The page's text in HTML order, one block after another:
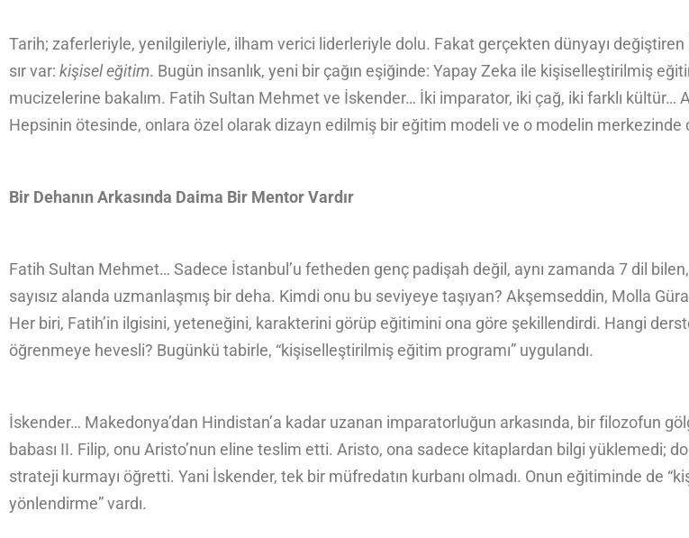
Tarih; zaferleriyle, yenilgileriyle, ilham verici liderleriyle dolu. Fakat gerçekten dünyayı
sır var: kişisel eğitim. Bugün insanlık, yeni bir çağın eşiğinde: Yapay Zeka ile kişiselleştirilmiş
mucizelerine bakalım. Fatih Sultan Mehmet ve İskender… İki imparator, iki çağ, iki farklı kültür…
Hepsinin ötesinde, onlara özel olarak dizayn edilmiş bir eğitim modeli ve o modelin merkezinde
Bir Dehanın Arkasında Daima Bir Mentor Vardır
Fatih Sultan Mehmet… Sadece İstanbul’u fetheden genç padişah değil, aynı zamanda 7 dil
sayısız alanda uzmanlaşmış bir deha. Kimdi onu bu seviyeye taşıyan? Akşemseddin, Molla
Her biri, Fatih’in ilgisini, yeteneğini, karakterini görüp eğitimini ona göre şekillendirdi. Hangi
öğrenmeye hevesli? Bugünkü tabirle, “kişiselleştirilmiş eğitim programı” uygulandı.
İskender… Makedonya’dan Hindistan’a kadar uzanan imparatorluğun arkasında, bir filozofun
babası II. Filip, onu Aristo’nun eline teslim etti. Aristo, ona sadece kitaplardan bilgi yüklemedi;
strateji kurmayı öğretti. Yani İskender, tek bir müfredatın kurbanı olmadı. Onun eğitiminde de
yönlendirme” vardı.